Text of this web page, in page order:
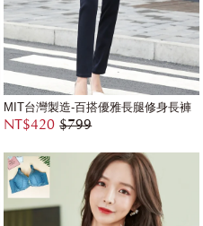
MIT台灣製造-百搭優雅長腿修身長褲
NT$420 $799